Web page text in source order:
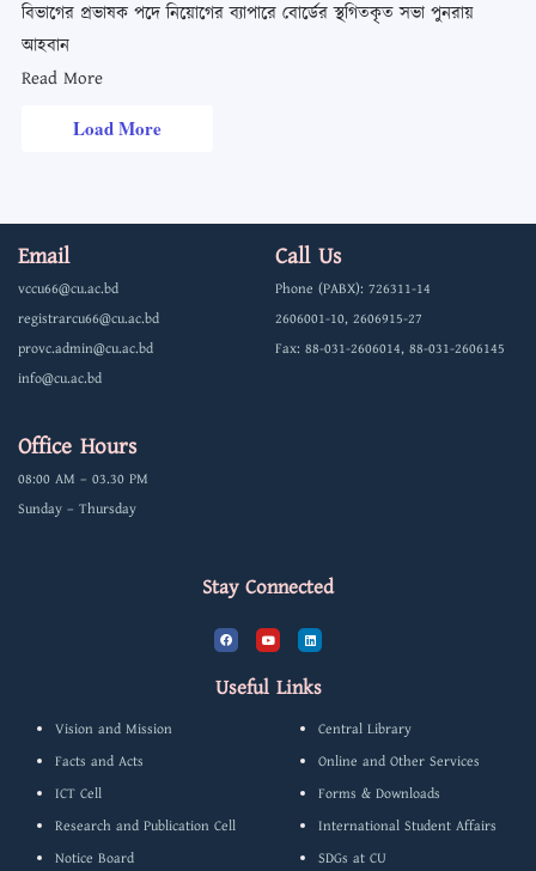
বিভাগের প্রভাষক পদে নিয়োগের ব্যাপারে বোর্ডের স্থগিতকৃত সভা পুনরায়
আহবান
Read More
Load More
Email
vccu66@cu.ac.bd
registrarcu66@cu.ac.bd
provc.admin@cu.ac.bd
info@cu.ac.bd
Call Us
Phone (PABX): 726311-14
2606001-10, 2606915-27
Fax: 88-031-2606014, 88-031-2606145
Office Hours
08:00 AM – 03.30 PM
Sunday – Thursday
Stay Connected
F
a
c
b
o
Y
o
u
u
b
L
i
n
d
Useful Links
Vision and Mission
Facts and Acts
ICT Cell
Research and Publication Cell
Notice Board
Central Library
Online and Other Services
Forms & Downloads
International Student Affairs
SDGs at CU